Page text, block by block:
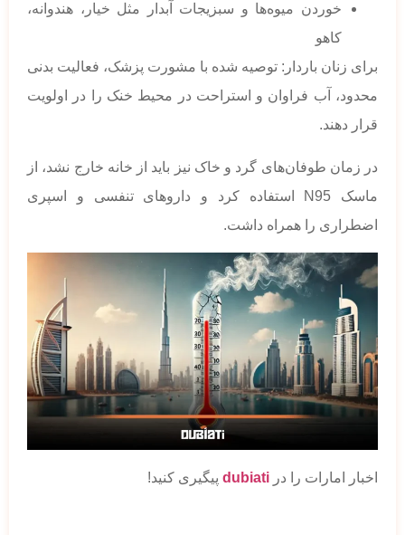
خوردن میوه‌ها و سبزیجات آبدار مثل خیار، هندوانه،
کاهو
برای زنان باردار: توصیه شده با مشورت پزشک، فعالیت بدنی
محدود، آب فراوان و استراحت در محیط خنک را در اولویت
قرار دهند.
در زمان طوفان‌های گرد و خاک نیز باید از خانه خارج نشد، از
ماسک N95 استفاده کرد و داروهای تنفسی و اسپری
اضطراری را همراه داشت.
اخبار امارات را در dubiati پیگیری کنید!